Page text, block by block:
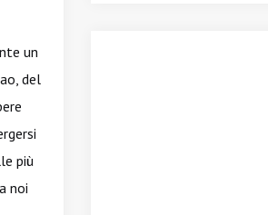
un
del
più
noi